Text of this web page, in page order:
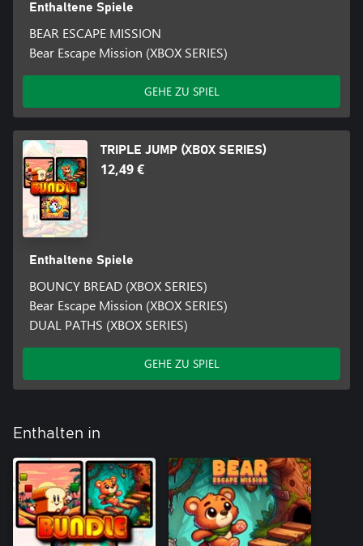
Enthaltene Spiele
BEAR ESCAPE MISSION
Bear Escape Mission (XBOX SERIES)
GEHE ZU SPIEL
TRIPLE JUMP (XBOX SERIES)
12,49 €
Enthaltene Spiele
BOUNCY BREAD (XBOX SERIES)
Bear Escape Mission (XBOX SERIES)
DUAL PATHS (XBOX SERIES)
GEHE ZU SPIEL
Enthalten in